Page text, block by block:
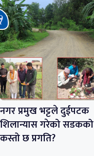
नगर प्रमुख भट्टले दुईपटक
शिलान्यास गरेको सडकको
कस्तो छ प्रगति?